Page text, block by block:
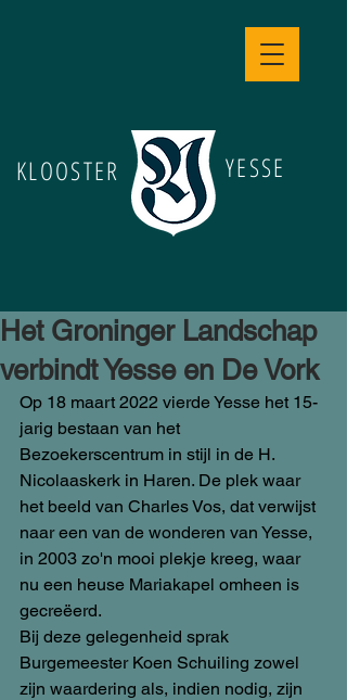
KLOOSTER YESSE
Het Groninger Landschap
verbindt Yesse en De Vork
Op 18 maart 2022 vierde Yesse het 15-
jarig bestaan van het
Bezoekerscentrum in stijl in de H.
Nicolaaskerk in Haren. De plek waar
het beeld van Charles Vos, dat verwijst
naar een van de wonderen van Yesse,
in 2003 zo'n mooi plekje kreeg, waar
nu een heuse Mariakapel omheen is
gecreëerd.
Bij deze gelegenheid sprak
Burgemeester Koen Schuiling zowel
zijn waardering als, indien nodig, zijn